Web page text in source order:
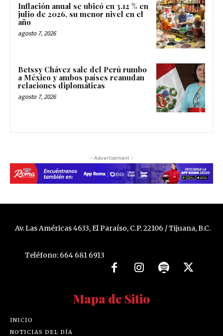
Inflación anual se ubicó en 3.12 % en
julio de 2026, su menor nivel en el
año
agosto 7, 2026
Betssy Chávez sale del Perú rumbo
a México y ambos países reanudan
relaciones diplomáticas
agosto 7, 2026
- Advertisement -
Av. Las Américas 4633, El Paraíso, C.P. 22106 / Tijuana, B.C.
Teléfono: 664 681 6913
Mapa de Sitio
INICIO
NOTICIAS DEL DÍA